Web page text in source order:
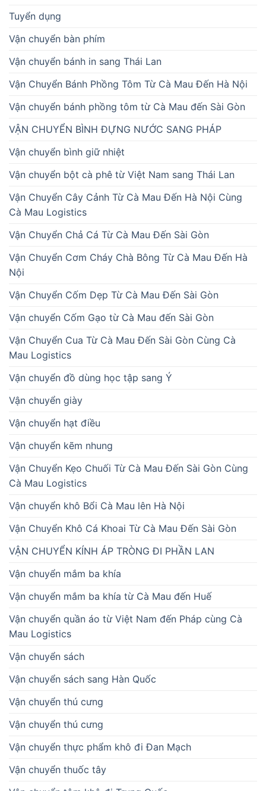
Tuyển dụng
Vận chuyển bàn phím
Vận chuyển bánh in sang Thái Lan
Vận Chuyển Bánh Phồng Tôm Từ Cà Mau Đến Hà Nội
Vận chuyển bánh phồng tôm từ Cà Mau đến Sài Gòn
VẬN CHUYỂN BÌNH ĐỰNG NƯỚC SANG PHÁP
Vận chuyển bình giữ nhiệt
Vận chuyển bột cà phê từ Việt Nam sang Thái Lan
Vận Chuyển Cây Cảnh Từ Cà Mau Đến Hà Nội Cùng
Cà Mau Logistics
Vận Chuyển Chả Cá Từ Cà Mau Đến Sài Gòn
Vận Chuyển Cơm Cháy Chà Bông Từ Cà Mau Đến Hà
Nội
Vận Chuyển Cốm Dẹp Từ Cà Mau Đến Sài Gòn
Vận chuyển Cốm Gạo từ Cà Mau đến Sài Gòn
Vận Chuyển Cua Từ Cà Mau Đến Sài Gòn Cùng Cà
Mau Logistics
Vận chuyển đồ dùng học tập sang Ý
Vận chuyển giày
Vận chuyển hạt điều
Vận chuyển kẽm nhung
Vận Chuyển Kẹo Chuối Từ Cà Mau Đến Sài Gòn Cùng
Cà Mau Logistics
Vận chuyển khô Bổi Cà Mau lên Hà Nội
Vận Chuyển Khô Cá Khoai Từ Cà Mau Đến Sài Gòn
VẬN CHUYỂN KÍNH ÁP TRÒNG ĐI PHẦN LAN
Vận chuyển mắm ba khía
Vận chuyển mắm ba khía từ Cà Mau đến Huế
Vận chuyển quần áo từ Việt Nam đến Pháp cùng Cà
Mau Logistics
Vận chuyển sách
Vận chuyển sách sang Hàn Quốc
Vận chuyển thú cưng
Vận chuyển thú cưng
Vận chuyển thực phẩm khô đi Đan Mạch
Vận chuyển thuốc tây